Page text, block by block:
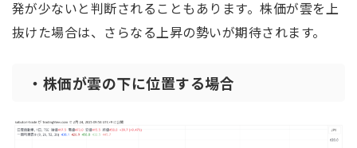
発が少ないと判断されることもあります。株価が雲を上
抜けた場合は、さらなる上昇の勢いが期待されます。
・株価が雲の下に位置する場合